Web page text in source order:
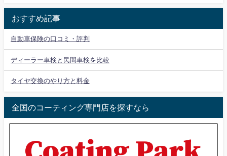
おすすめ記事
自動車保険の口コミ・評判
ディーラー車検と民間車検を比較
タイヤ交換のやり方と料金
全国のコーティング専門店を探すなら